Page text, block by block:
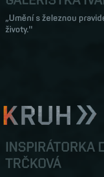
„Umění s železnou
životy."
INSPIRÁTORKA
TRČKOVÁ